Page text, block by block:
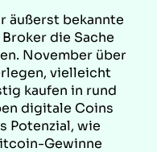
äußerst bekannte
die Sache
November über
vielleicht
kaufen in rund
digitale Coins
Potenzial, wie
Gewinne